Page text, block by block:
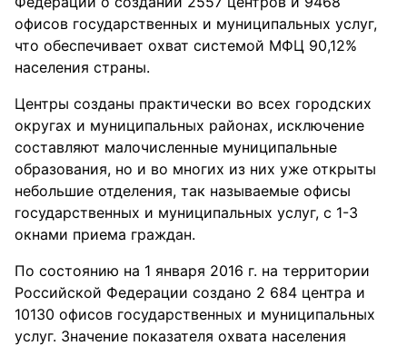
офисов государственных и муниципальных услуг,
что обеспечивает охват системой МФЦ 90,12%
населения страны.
Центры созданы практически во всех городских
округах и муниципальных районах, исключение
составляют малочисленные муниципальные
образования, но и во многих из них уже открыты
небольшие отделения, так называемые офисы
государственных и муниципальных услуг, с 1-3
окнами приема граждан.
По состоянию на 1 января 2016 г. на территории
Российской Федерации создано 2 684 центра и
10130 офисов государственных и муниципальных
услуг. Значение показателя охвата населения